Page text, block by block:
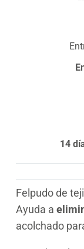
14
Felpudo de
Ayuda a
acolchado